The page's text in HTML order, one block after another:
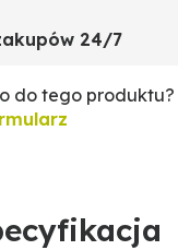
24/7
do tego produktu?